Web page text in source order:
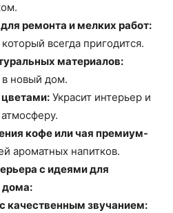
ремонта и мелких работ:
всегда пригодится.
материалов:
в новый дом.
цветами: Украсит интерьер и
кофе или чая премиум-
ароматных напитков.
с идеями для
дома:
качественным звучанием: